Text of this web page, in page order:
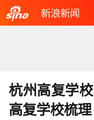
新浪新闻
杭州高复学
高复学校梳理